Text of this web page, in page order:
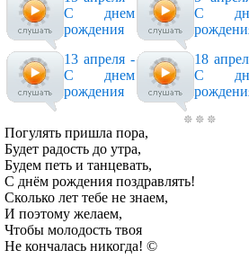
С днем
рождения
С
13 апреля -
С днем
рождения
18
С
Погулять пришла пора,
Будет радость до утра,
Будем петь и танцевать,
С днём рождения поздравлять!
Сколько лет тебе не знаем,
И поэтому желаем,
Чтобы молодость твоя
Не кончалась никогда! ©